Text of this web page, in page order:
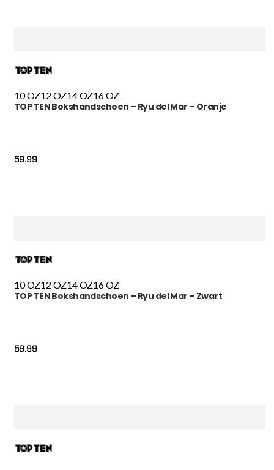
10 OZ12 OZ14 OZ16 OZ
TOP TEN Bokshandschoen – Ryu del Mar – Oranje
59.99
10 OZ12 OZ14 OZ16 OZ
TOP TEN Bokshandschoen – Ryu del Mar – Zwart
59.99